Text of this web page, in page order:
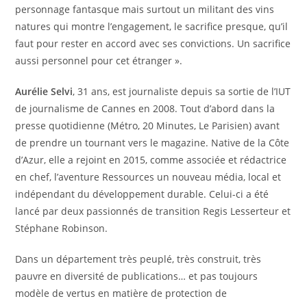
personnage fantasque mais surtout un militant des vins
natures qui montre l’engagement, le sacrifice presque, qu’il
faut pour rester en accord avec ses convictions. Un sacrifice
aussi personnel pour cet étranger ».
Aurélie Selvi, 31 ans, est journaliste depuis sa sortie de l’IUT
de journalisme de Cannes en 2008. Tout d’abord dans la
presse quotidienne (Métro, 20 Minutes, Le Parisien) avant
de prendre un tournant vers le magazine. Native de la Côte
d’Azur, elle a rejoint en 2015, comme associée et rédactrice
en chef, l’aventure Ressources un nouveau média, local et
indépendant du développement durable. Celui-ci a été
lancé par deux passionnés de transition Regis Lesserteur et
Stéphane Robinson.
Dans un département très peuplé, très construit, très
pauvre en diversité de publications… et pas toujours
modèle de vertus en matière de protection de